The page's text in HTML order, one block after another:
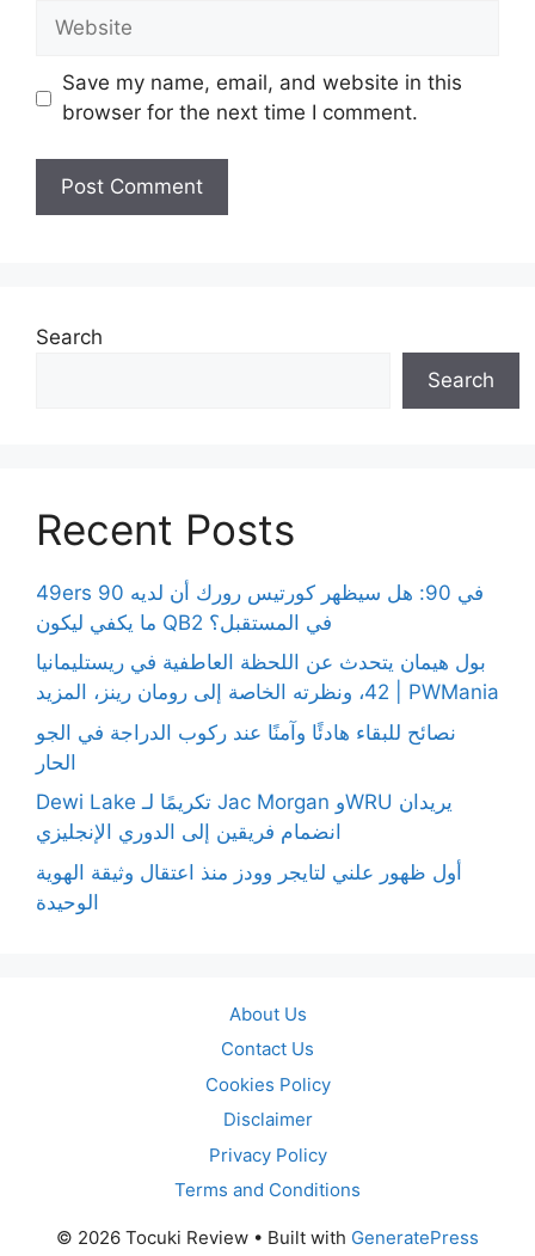
Website
Save my name, email, and website in this
browser for the next time I comment.
Search
Search
Recent Posts
49ers 90 في 90: هل سيظهر كورتيس رورك أن لديه
ما يكفي ليكون QB2 في المستقبل؟
بول هيمان يتحدث عن اللحظة العاطفية في ريستليمانيا
42، ونظرته الخاصة إلى رومان رينز، المزيد | PWMania
نصائح للبقاء هادئًا وآمنًا عند ركوب الدراجة في الجو
الحار
Dewi Lake تكريمًا لـ Jac Morgan وWRU يريدان
انضمام فريقين إلى الدوري الإنجليزي
أول ظهور علني لتايجر وودز منذ اعتقال وثيقة الهوية
الوحيدة
About Us
Contact Us
Cookies Policy
Disclaimer
Privacy Policy
Terms and Conditions
© 2026 Tocuki Review • Built with GeneratePress